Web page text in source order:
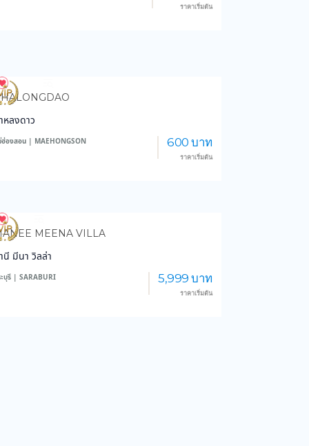
ราคาเริ่มต้น
6,309
หลงดาว
ฮ่องสอน | MAEHONGSON 600 บาท
ราคาเริ่มต้น
834
MEENA VILLA
นี มีนา วิลล่า
บุรี | SARABURI 5,999 บาท
ราคาเริ่มต้น